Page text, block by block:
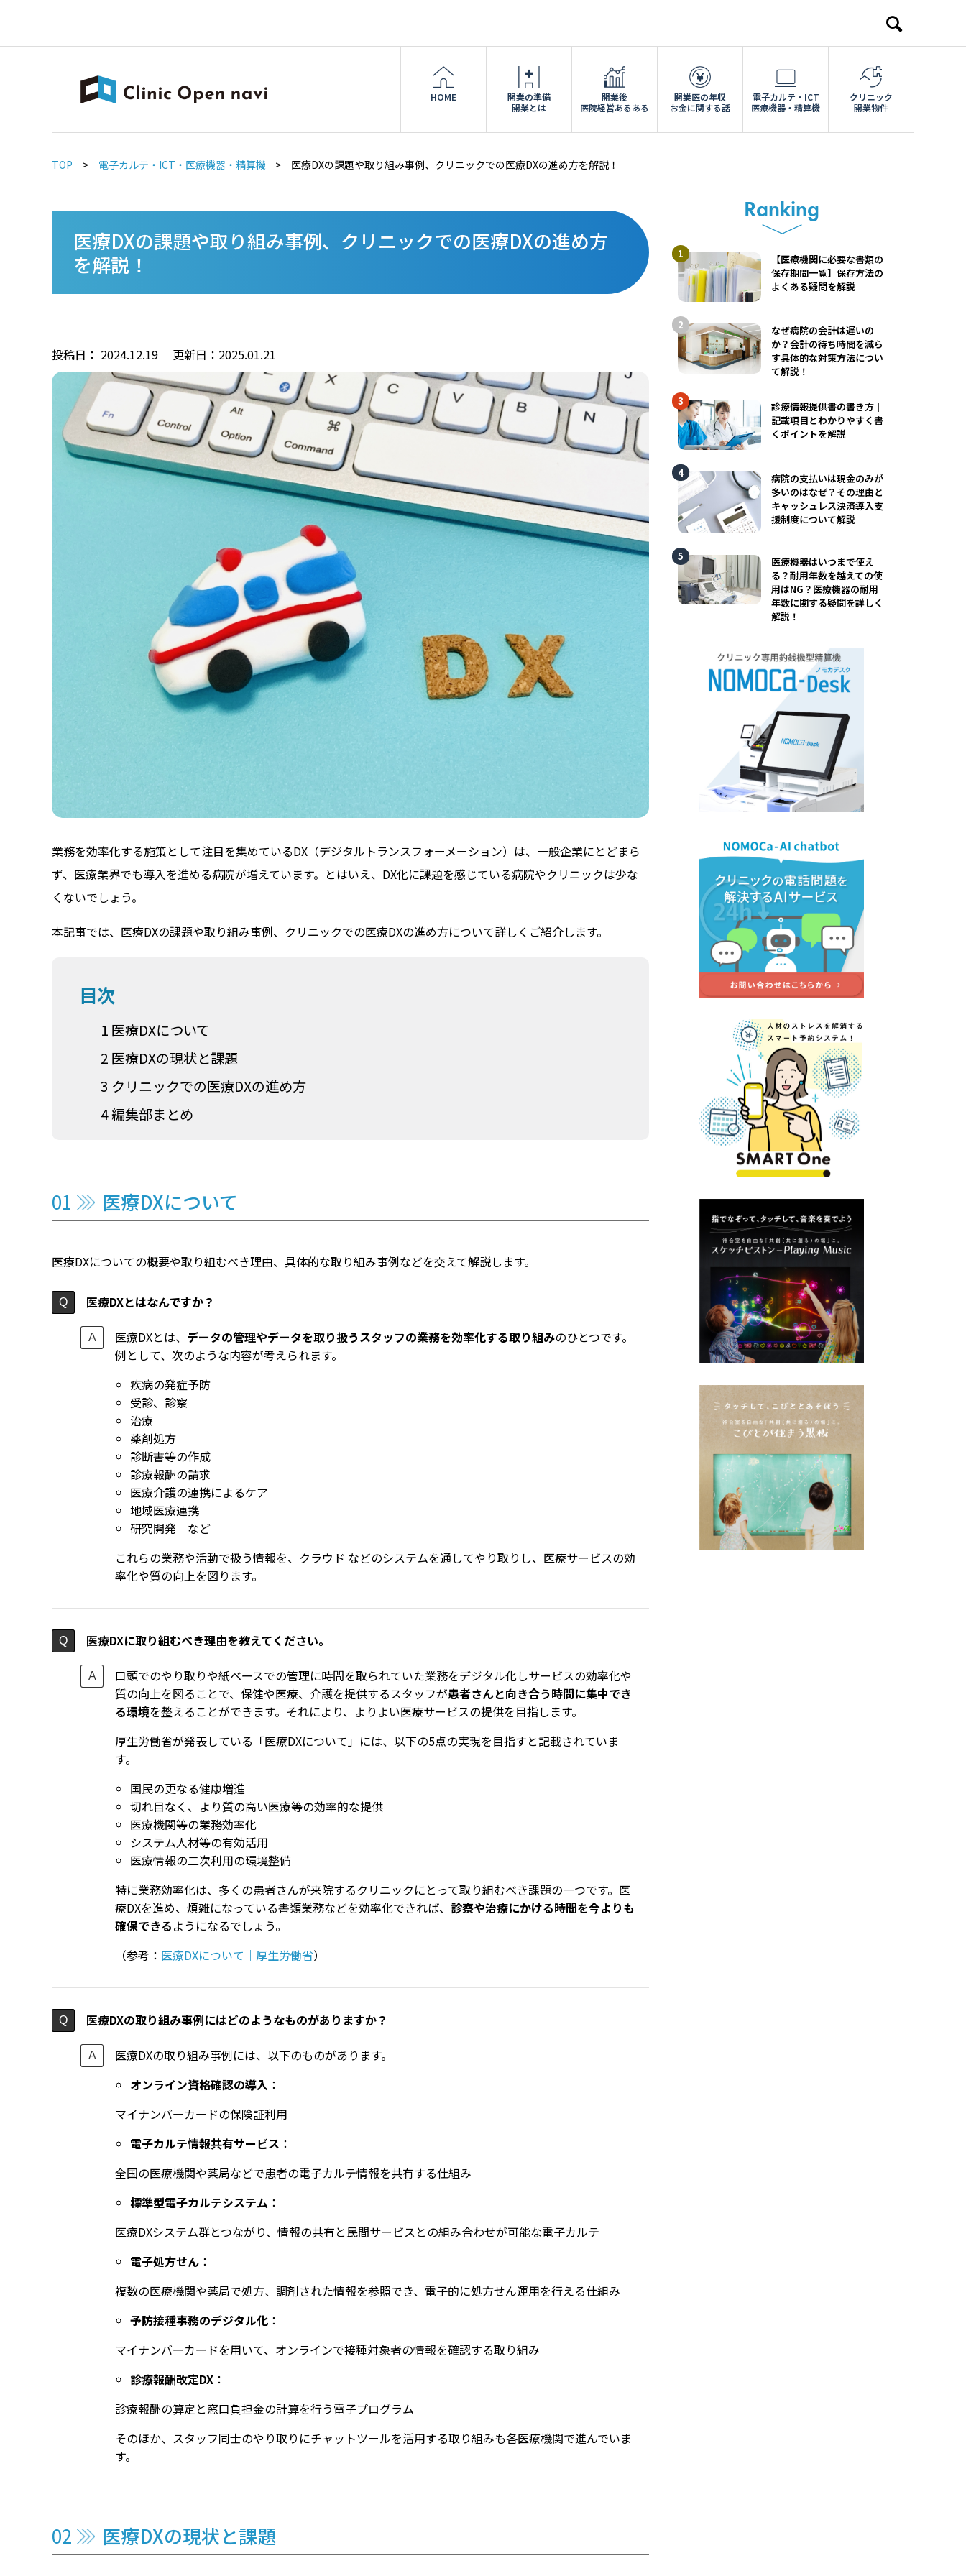
HOME
開業の準備
開業とは
開業後
医院経営あるある
開業医の年収
お金に関する話
電子カルテ・ICT
医療機器・精算機
クリニック
開業物件
TOP > 電子カルテ・ICT・医療機器・精算機 > 医療DXの課題や取り組み事例、クリニックでの医療DXの進め方を解説！
医療DXの課題や取り組み事例、クリニックでの医療DXの進め方
を解説！
投稿日： 2024.12.19 更新日：2025.01.21
業務を効率化する施策として注目を集めているDX（デジタルトランスフォーメーション）は、一般企業にとどまら
ず、医療業界でも導入を進める病院が増えています。とはいえ、DX化に課題を感じている病院やクリニックは少な
くないでしょう。
本記事では、医療DXの課題や取り組み事例、クリニックでの医療DXの進め方について詳しくご紹介します。
目次
1 医療DXについて
2 医療DXの現状と課題
3 クリニックでの医療DXの進め方
4 編集部まとめ
医療DXについて
医療DXについての概要や取り組むべき理由、具体的な取り組み事例などを交えて解説します。
医療DXとはなんですか？
医療DXとは、 データの管理やデータを取り扱うスタッフの業務を効率化する取り組みのひとつです。
例として、次のような内容が考えられます。
疾病の発症予防
受診、診察
治療
薬剤処方
診断書等の作成
診療報酬の請求
医療介護の連携によるケア
地域医療連携
研究開発 など
これらの業務や活動で扱う情報を、クラウド などのシステムを通してやり取りし、医療サービスの効
率化や質の向上を図ります。
医療DXに取り組むべき理由を教えてください。
口頭でのやり取りや紙ベースでの管理に時間を取られていた業務をデジタル化しサービスの効率化や
質の向上を図ることで、保健や医療、介護を提供するスタッフが患者さんと向き合う時間に集中でき
る環境を整えることができます。それにより、よりよい医療サービスの提供を目指します。
厚生労働省が発表している「医療DXについて」には、以下の5点の実現を目指すと記載されていま
す。
国民の更なる健康増進
切れ目なく、より質の高い医療等の効率的な提供
医療機関等の業務効率化
システム人材等の有効活用
医療情報の二次利用の環境整備
特に業務効率化は、多くの患者さんが来院するクリニックにとって取り組むべき課題の一つです。医
療DXを進め、煩雑になっている書類業務などを効率化できれば、 診察や治療にかける時間を今よりも
確保できるようになるでしょう。
（参考： 医療DXについて｜厚生労働省）
医療DXの取り組み事例にはどのようなものがありますか？
医療DXの取り組み事例には、以下のものがあります。
オンライン資格確認の導入：
マイナンバーカードの保険証利用
電子カルテ情報共有サービス ：
全国の医療機関や薬局などで患者の電子カルテ情報を共有する仕組み
標準型電子カルテシステム ：
医療DXシステム群とつながり、情報の共有と民間サービスとの組み合わせが可能な電子カルテ
電子処方せん：
複数の医療機関や薬局で処方、調剤された情報を参照でき、電子的に処方せん運用を行える仕組み
予防接種事務のデジタル化：
マイナンバーカードを用いて、オンラインで接種対象者の情報を確認する取り組み
診療報酬改定DX：
診療報酬の算定と窓口負担金の計算を行う電子プログラム
そのほか、スタッフ同士のやり取りにチャットツールを活用する取り組みも各医療機関で進んでいま
す。
医療DXの現状と課題
Ranking
【医療機関に必要な書類の
保存期間一覧】保存方法の
よくある疑問を解説
なぜ病院の会計は遅いの
か？会計の待ち時間を減ら
す具体的な対策方法につい
て解説！
診療情報提供書の書き方｜
記載項目とわかりやすく書
くポイントを解説
病院の支払いは現金のみが
多いのはなぜ？その理由と
キャッシュレス決済導入支
援制度について解説
医療機器はいつまで使え
る？耐用年数を越えての使
用はNG？医療機器の耐用
年数に関する疑問を詳しく
解説！